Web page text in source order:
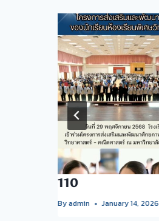
110
Byadmin January 14, 2026